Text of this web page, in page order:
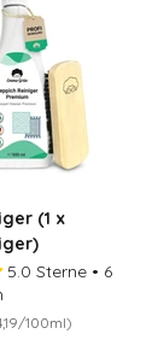
(1 x
5.0 Sterne • 6
100ml)